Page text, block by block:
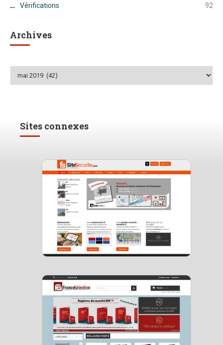
Vérifications 92
Archives
Archives
Sites connexes